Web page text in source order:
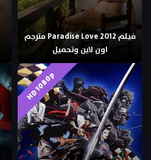
فيلم Paradise Love 2012 مترجم
اون لاين وتحميل
HD 1080p